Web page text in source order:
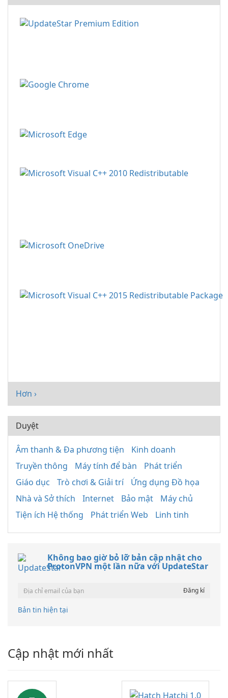
Hơn ›
Duyệt
Âm thanh & Đa phương tiện
Kinh doanh
Truyền thông
Máy tính để bàn
Phát triển
Giáo dục
Trò chơi & Giải trí
Ứng dụng Đồ họa
Nhà và Sở thích
Internet Bảo mật
Máy chủ
Tiện ích Hệ thống
Phát triển Web Linh tinh
Không bao giờ bỏ lỡ bản cập nhật cho
ProtonVPN một lần nữa với UpdateStar
Bản tin hiện tại
Cập nhật mới nhất